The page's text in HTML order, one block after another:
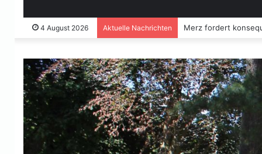
4 August 2026 Aktuelle Nachrichten Merz fordert